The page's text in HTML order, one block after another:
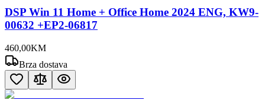
DSP Win 11 Home + Office Home 2024 ENG, KW9-
00632 +EP2-06817
460,00KM
Brza dostava